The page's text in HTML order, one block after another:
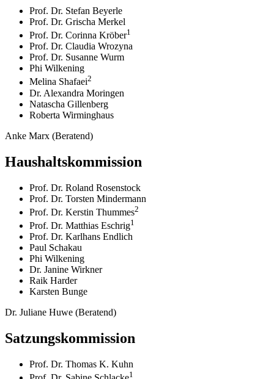
Prof. Dr. Stefan Beyerle
Prof. Dr. Grischa Merkel
Prof. Dr. Corinna Kröber1
Prof. Dr. Claudia Wrozyna
Prof. Dr. Susanne Wurm
Phi Wilkening
Melina Shafaei2
Dr. Alexandra Moringen
Natascha Gillenberg
Roberta Wirminghaus
Anke Marx (Beratend)
Haushaltskommission
Prof. Dr. Roland Rosenstock
Prof. Dr. Torsten Mindermann
Prof. Dr. Kerstin Thummes2
Prof. Dr. Matthias Eschrig1
Prof. Dr. Karlhans Endlich
Paul Schakau
Phi Wilkening
Dr. Janine Wirkner
Raik Harder
Karsten Bunge
Dr. Juliane Huwe (Beratend)
Satzungskommission
Prof. Dr. Thomas K. Kuhn
1